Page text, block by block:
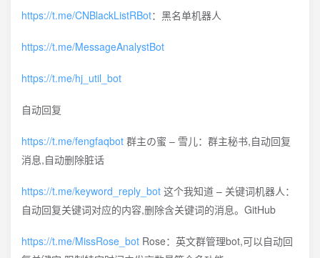
https://t.me/CNBlackListRBot：黑名单机器人
https://t.me/MessageAnalystBot
https://t.me/hj_util_bot
自动回复
https://t.me/fengfaqbot 群主の蜜 – 雪儿：群主秘书,自动回复
消息,自动删除脏话
https://t.me/keyword_reply_bot 这个我知道 – 关键词机器人：
自动回复关键词对应的内容,删除含关键词的消息。GitHub
https://t.me/MissRose_bot Rose：英文群管理bot,可以自动回